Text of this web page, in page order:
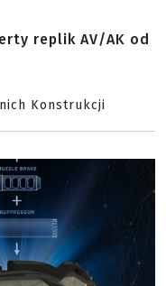
replik AV/AK od
Konstrukcji